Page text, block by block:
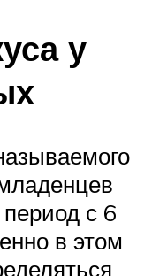
у
период с 6
в этом